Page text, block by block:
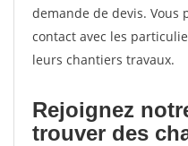
demande de devis. Vous
contact avec les
leurs chantiers travaux.
Rejoignez
trouver des